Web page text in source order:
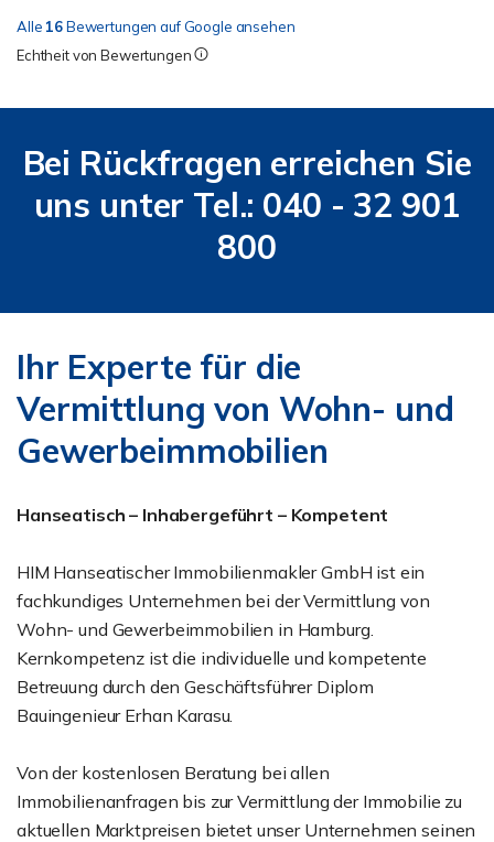
Alle 16Bewertungen auf Google ansehen
Echtheit von Bewertungen
Bei Rückfragen erreichen Sie
uns unter Tel.: 040 - 32 901
800
Ihr Experte für die
Vermittlung von Wohn- und
Gewerbeimmobilien
Hanseatisch – Inhabergeführt – Kompetent
HIM Hanseatischer Immobilienmakler GmbH ist ein
fachkundiges Unternehmen bei der Vermittlung von
Wohn- und Gewerbeimmobilien in Hamburg.
Kernkompetenz ist die individuelle und kompetente
Betreuung durch den Geschäftsführer Diplom
Bauingenieur Erhan Karasu.
Von der kostenlosen Beratung bei allen
Immobilienanfragen bis zur Vermittlung der Immobilie zu
aktuellen Marktpreisen bietet unser Unternehmen seinen